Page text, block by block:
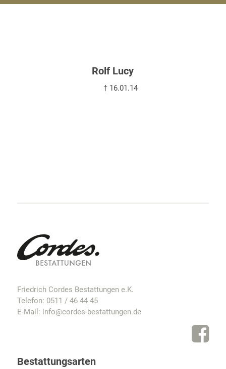
Rolf Lucy
† 16.01.14
Friedrich Cordes Bestattungen e.K.
Telefon: 0511 / 46 44 45
E-Mail: info@cordes-bestattungen.de
Bestattungsarten